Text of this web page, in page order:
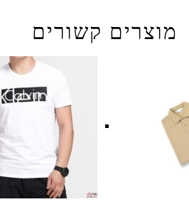
מוצרים קשורים